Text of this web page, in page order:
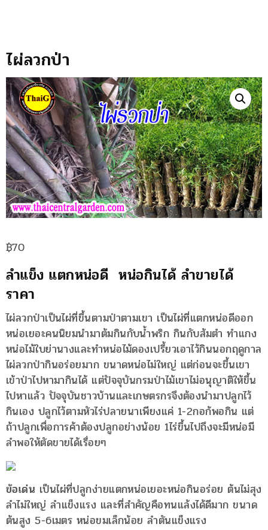
ไผ่ลวกป่า
฿70
ลำแข็ง แตกหน่อดี หน่อกินได้ ลำขายได้
ราคา
ไผ่ลวกป่าเป็นไผ่ที่ขึ้นตามป่าตามเขา เป็นไผ่ที่แตกหน่อดีออก
หน่อเยอะคนนิยมนำมาต้มกินกับน้ำพริก กินกับส้มตำ ทำแกง
หน่อไม้ใบย่านางและทำหน่อไม้ดองเปรี้ยวเอาไว้กินนอกฤดูกาล
ไผ่ลวกป่ากินอร่อยมาก ขนาดหน่อไม่ใหญ่ แต่ก่อนจะขึ้นเขา
เข้าป่าไปหามากินได้ แต่ปัจจุบันกรมป่าไม้เขาไม่อนุญาติให้ขึ้น
ไปหาแล้ว ปัจจุบันชาวบ้านและเกษตรกรจึงต้องนำมาปลูกไว้
กินเอง ปลูกไว้ตามหัวไร่ปลายนาเพียงแค่ 1-2กอก้พอกิน แต่
ถ้าปลูกเพื่อการค้าต้องปลูกอย่างน้อย 1ไร่ขึ้นไปถึงจะมีหน่อมี
ลำพอให้ตัดขายได้เรื่อยๆ
ข้อเด่น เป็นไผ่ที่ปลูกง่ายแตกหน่อเยอะหน่อกินอร่อย ต้นไม่สุง
ลำไม่ใหญ่ ลำแข็งแรง และที่สำคัญคือทนแล้งได้ดีมาก ขนาด
ต้นสูง 5-6เมตร หน่อขมเล็กน้อย ลำตันแข็งแรง